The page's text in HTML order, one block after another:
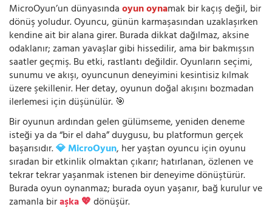
MicroOyun’un dünyasındaoyun oynamak bir kaçış değil, bir
dönüş yoludur. Oyuncu, günün karmaşasından uzaklaşırken
kendine ait bir alana girer. Burada dikkat dağılmaz, aksine
odaklanır; zaman yavaşlar gibi hissedilir, ama bir bakmışsın
saatler geçmiş. Bu etki, rastlantı değildir. Oyunların seçimi,
sunumu ve akışı, oyuncunun deneyimini kesintisiz kılmak
üzere şekillenir. Her detay, oyunun doğal akışını bozmadan
ilerlemesi için düşünülür. 🎯
Bir oyunun ardından gelen gülümseme, yeniden deneme
isteği ya da “bir el daha” duygusu, bu platformun gerçek
başarısıdır.💎 MicroOyun, her yaştan oyuncu için oyunu
sıradan bir etkinlik olmaktan çıkarır; hatırlanan, özlenen ve
tekrar tekrar yaşanmak istenen bir deneyime dönüştürür.
Burada oyun oynanmaz; burada oyun yaşanır, bağ kurulur ve
zamanla biraşka 💖dönüşür.